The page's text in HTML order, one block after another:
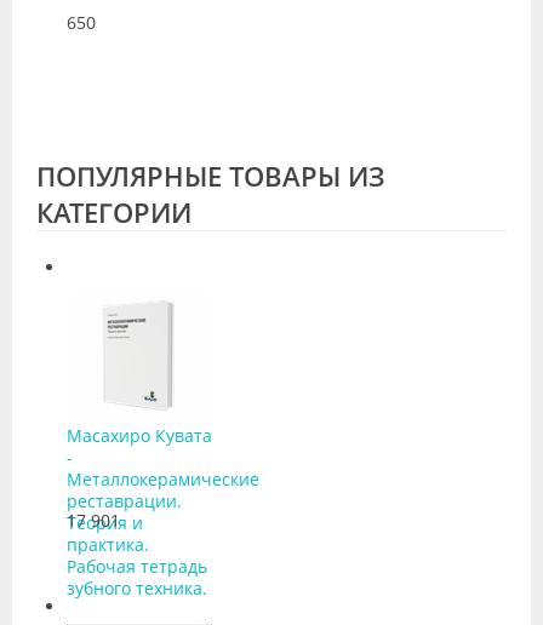
650
ПОПУЛЯРНЫЕ ТОВАРЫ ИЗ
КАТЕГОРИИ
Масахиро Кувата
-
Металлокерамические
реставрации.
Теория и
практика.
Рабочая тетрадь
зубного техника.
17 901